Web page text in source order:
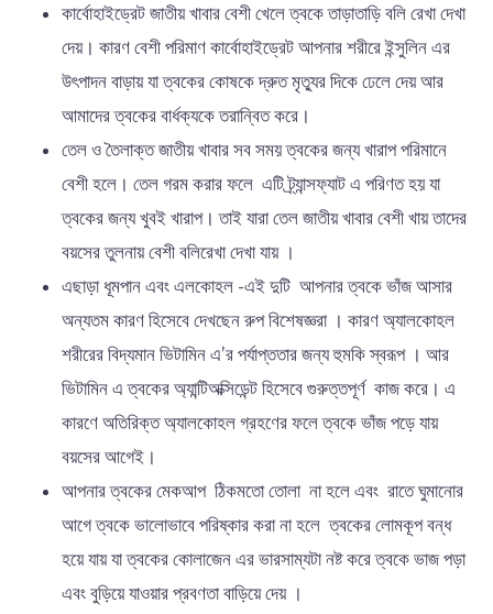
কার্বোহাইড্রেট জাতীয় খাবার বেশী খেলে ত্বকে তাড়াতাড়ি বলি রেখা দেখা
দেয়। কারণ বেশী পরিমাণ কার্বোহাইড্রেট আপনার শরীরে ইন্সুলিন এর
উৎপাদন বাড়ায় যা ত্বকের কোষকে দ্রুত মৃত্যুর দিকে ঢেলে দেয় আর
আমাদের ত্বকের বার্ধক্যকে তরান্বিত করে।
তেল ও তৈলাক্ত জাতীয় খাবার সব সময় ত্বকের জন্য খারাপ পরিমানে
বেশী হলে। তেল গরম করার ফলে এটি ট্র্যান্সফ্যাট এ পরিণত হয় যা
ত্বকের জন্য খুবই খারাপ। তাই যারা তেল জাতীয় খাবার বেশী খায় তাদের
বয়সের তুলনায় বেশী বলিরেখা দেখা যায় ।
এছাড়া ধূমপান এবং এলকোহল -এই দুটি আপনার ত্বকে ভাঁজ আসার
অন্যতম কারণ হিসেবে দেখছেন রুপ বিশেষজ্ঞরা । কারণ অ্যালকোহল
শরীরের বিদ্যমান ভিটামিন এ’র পর্যাপ্ততার জন্য হুমকি স্বরূপ । আর
ভিটামিন এ ত্বকের অ্যান্টিঅক্সিডেন্ট হিসেবে গুরুত্তপূর্ণ কাজ করে। এ
কারণে অতিরিক্ত অ্যালকোহল গ্রহণের ফলে ত্বকে ভাঁজ পড়ে যায়
বয়সের আগেই।
আপনার ত্বকের মেকআপ ঠিকমতো তোলা না হলে এবং রাতে ঘুমানোর
আগে ত্বকে ভালোভাবে পরিষ্কার করা না হলে ত্বকের লোমকূপ বন্ধ
হয়ে যায় যা ত্বকের কোলাজেন এর ভারসাম্যটা নষ্ট করে ত্বকে ভাজ পড়া
এবং বুড়িয়ে যাওয়ার প্রবণতা বাড়িয়ে দেয় ।